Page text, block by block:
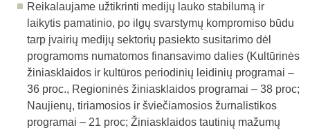
Reikalaujame užtikrinti medijų lauko stabilumą ir
laikytis pamatinio, po ilgų svarstymų kompromiso būdu
tarp įvairių medijų sektorių pasiekto susitarimo dėl
programoms numatomos finansavimo dalies (Kultūrinės
žiniasklaidos ir kultūros periodinių leidinių programai –
36 proc., Regioninės žiniasklaidos programai – 38 proc;
Naujienų, tiriamosios ir šviečiamosios žurnalistikos
programai – 21 proc; Žiniasklaidos tautinių mažumų